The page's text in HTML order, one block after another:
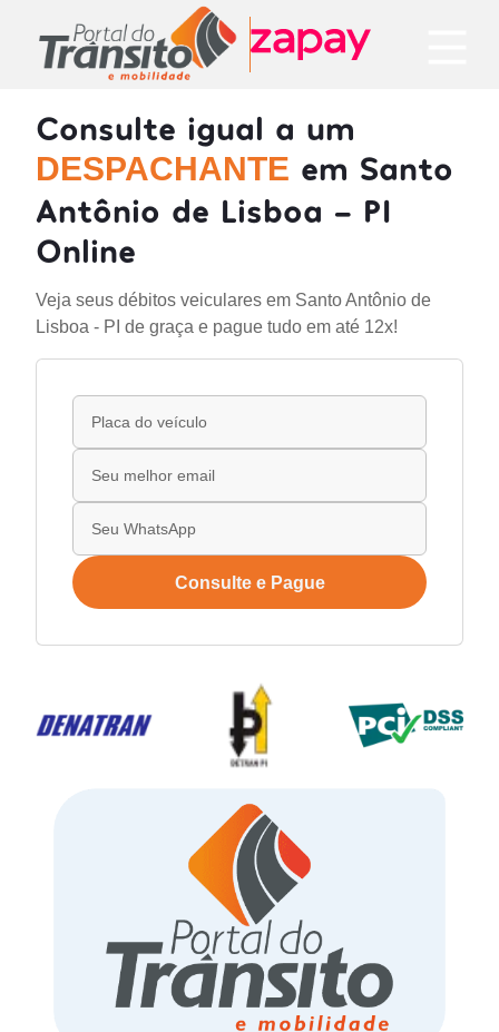
Consulte igual a um
DESPACHANTE em Santo
Antônio de Lisboa - PI
Online
Veja seus débitos veiculares em Santo Antônio de
Lisboa - PI de graça e pague tudo em até 12x!
Consulte e Pague